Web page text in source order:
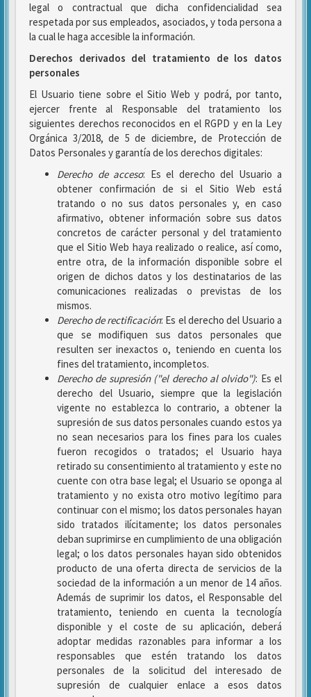
legal o contractual que dicha confidencialidad sea
respetada por sus empleados, asociados, y toda persona a
la cual le haga accesible la información.
Derechos derivados del tratamiento de los datos
personales
El Usuario tiene sobre el Sitio Web y podrá, por tanto,
ejercer frente al Responsable del tratamiento los
siguientes derechos reconocidos en el RGPD y en la Ley
Orgánica 3/2018, de 5 de diciembre, de Protección de
Datos Personales y garantía de los derechos digitales:
Derecho de acceso: Es el derecho del Usuario a
obtener confirmación de si el Sitio Web está
tratando o no sus datos personales y, en caso
afirmativo, obtener información sobre sus datos
concretos de carácter personal y del tratamiento
que el Sitio Web haya realizado o realice, así como,
entre otra, de la información disponible sobre el
origen de dichos datos y los destinatarios de las
comunicaciones realizadas o previstas de los
mismos.
Derecho de rectificación: Es el derecho del Usuario a
que se modifiquen sus datos personales que
resulten ser inexactos o, teniendo en cuenta los
fines del tratamiento, incompletos.
Derecho de supresión ("el derecho al olvido"): Es el
derecho del Usuario, siempre que la legislación
vigente no establezca lo contrario, a obtener la
supresión de sus datos personales cuando estos ya
no sean necesarios para los fines para los cuales
fueron recogidos o tratados; el Usuario haya
retirado su consentimiento al tratamiento y este no
cuente con otra base legal; el Usuario se oponga al
tratamiento y no exista otro motivo legítimo para
continuar con el mismo; los datos personales hayan
sido tratados ilícitamente; los datos personales
deban suprimirse en cumplimiento de una obligación
legal; o los datos personales hayan sido obtenidos
producto de una oferta directa de servicios de la
sociedad de la información a un menor de 14 años.
Además de suprimir los datos, el Responsable del
tratamiento, teniendo en cuenta la tecnología
disponible y el coste de su aplicación, deberá
adoptar medidas razonables para informar a los
responsables que estén tratando los datos
personales de la solicitud del interesado de
supresión de cualquier enlace a esos datos